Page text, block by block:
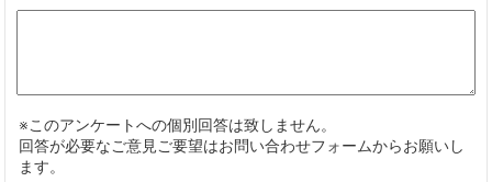
※このアンケートへの個別回答は致しません。
回答が必要なご意見ご要望はお問い合わせフォームからお願いし
ます。